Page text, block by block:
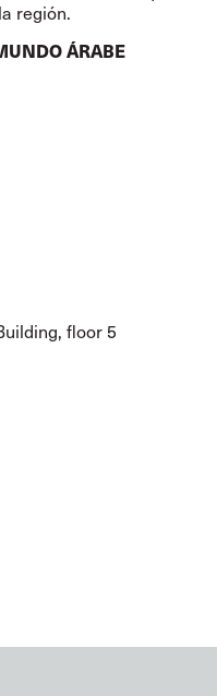
región.
ÁRABE
floor 5